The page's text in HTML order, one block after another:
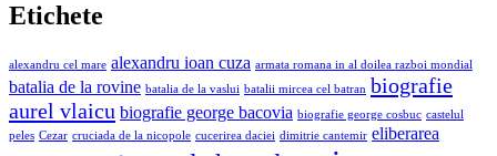
Etichete
alexandru cel mare alexandru ioan cuza armata romana in al doilea razboi mondial
batalia de la rovine batalia de la vaslui batalii mircea cel batran biografie
aurel vlaicu biografie george bacovia biografie george cosbuc castelul
peles Cezar cruciada de la nicopole cucerirea daciei dimitrie cantemir eliberarea